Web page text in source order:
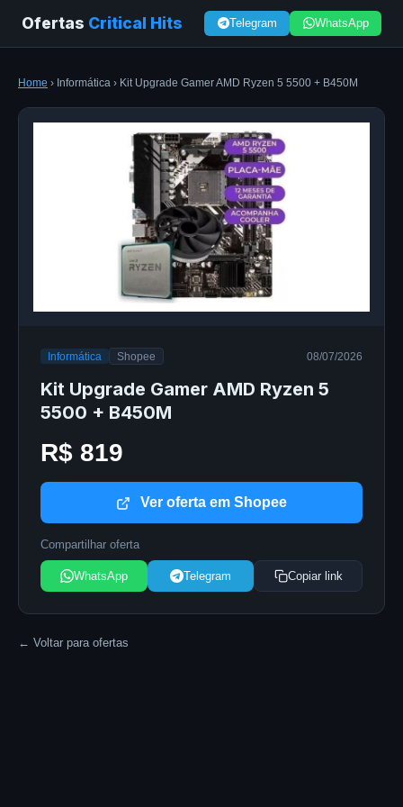
Ofertas Critical Hits Telegram WhatsApp
Home › Informática › Kit Upgrade Gamer AMD Ryzen 5 5500 + B450M
Informática Shopee 08/07/2026
Kit Upgrade Gamer AMD Ryzen 5
5500 + B450M
R$ 819
Ver oferta em Shopee
Compartilhar oferta
WhatsApp Telegram Copiar link
← Voltar para ofertas